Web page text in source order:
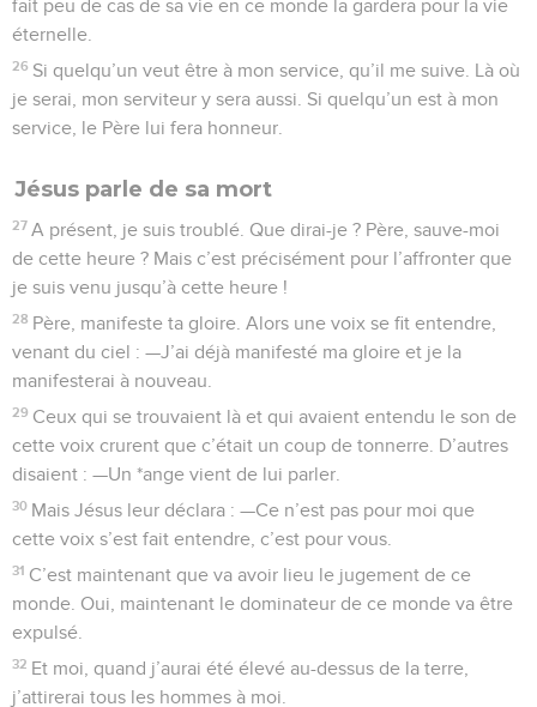
fait peu de cas de sa vie en ce monde la gardera pour la vie
éternelle.
26 Si quelqu’un veut être à mon service, qu’il me suive. Là où
je serai, mon serviteur y sera aussi. Si quelqu’un est à mon
service, le Père lui fera honneur.
Jésus parle de sa mort
27 A présent, je suis troublé. Que dirai-je ? Père, sauve-moi
de cette heure ? Mais c’est précisément pour l’affronter que
je suis venu jusqu’à cette heure !
28 Père, manifeste ta gloire. Alors une voix se fit entendre,
venant du ciel : —J’ai déjà manifesté ma gloire et je la
manifesterai à nouveau.
29 Ceux qui se trouvaient là et qui avaient entendu le son de
cette voix crurent que c’était un coup de tonnerre. D’autres
disaient : —Un *ange vient de lui parler.
30 Mais Jésus leur déclara : —Ce n’est pas pour moi que
cette voix s’est fait entendre, c’est pour vous.
31 C’est maintenant que va avoir lieu le jugement de ce
monde. Oui, maintenant le dominateur de ce monde va être
expulsé.
32 Et moi, quand j’aurai été élevé au-dessus de la terre,
j’attirerai tous les hommes à moi.